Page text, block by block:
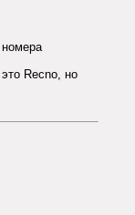
номера
Recno, но